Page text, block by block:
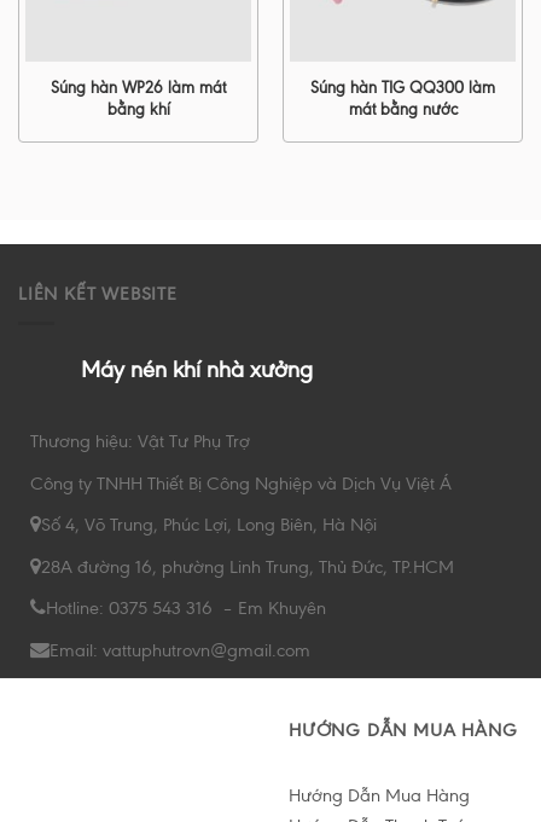
Súng hàn WP26 làm mát
bằng khí
Súng hàn TIG QQ300 làm
mát bằng nước
LIÊN KẾT WEBSITE
Máy nén khí nhà xưởng
Thương hiệu: Vật Tư Phụ Trợ
Công ty TNHH Thiết Bị Công Nghiệp và Dịch Vụ Việt Á
Số 4, Võ Trung, Phúc Lợi, Long Biên, Hà Nội
28A đường 16, phường Linh Trung, Thủ Đức, TP.HCM
Hotline: 0375 543 316 – Em Khuyên
Email: vattuphutrovn@gmail.com
HƯỚNG DẪN MUA HÀNG
Hướng Dẫn Mua Hàng